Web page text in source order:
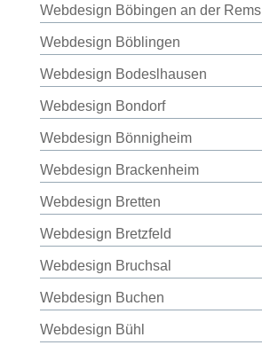
Webdesign Böbingen an der Rems
Webdesign Böblingen
Webdesign Bodeslhausen
Webdesign Bondorf
Webdesign Bönnigheim
Webdesign Brackenheim
Webdesign Bretten
Webdesign Bretzfeld
Webdesign Bruchsal
Webdesign Buchen
Webdesign Bühl